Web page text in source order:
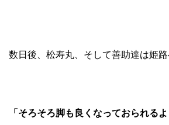
数日後、松寿丸、そして善助達は姫路
「そろそろ脚も良くなっておられるよ